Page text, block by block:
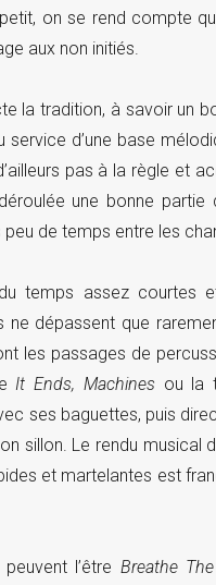
on se rend compte
aux non initiés.
la tradition, à savoir un
d’une base
pas à la règle et
une bonne
de temps entre les
temps assez courtes
ne dépassent que
les passages de
It Ends, Machines ou la
ses baguettes, puis
sillon. Le rendu
et martelantes est
l’être Breathe